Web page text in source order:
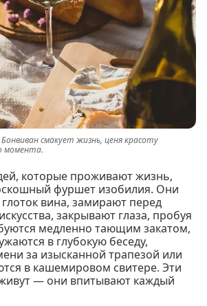
Бонвиван смакует жизнь, ценя красоту
момента.
которые проживают жизнь,
фуршет изобилия. Они
вина, замирают перед
закрывают глаза, пробуя
медленно тающим закатом,
в глубокую беседу,
за изысканной трапезой или
в кашемировом свитере. Эти
— они впитывают каждый